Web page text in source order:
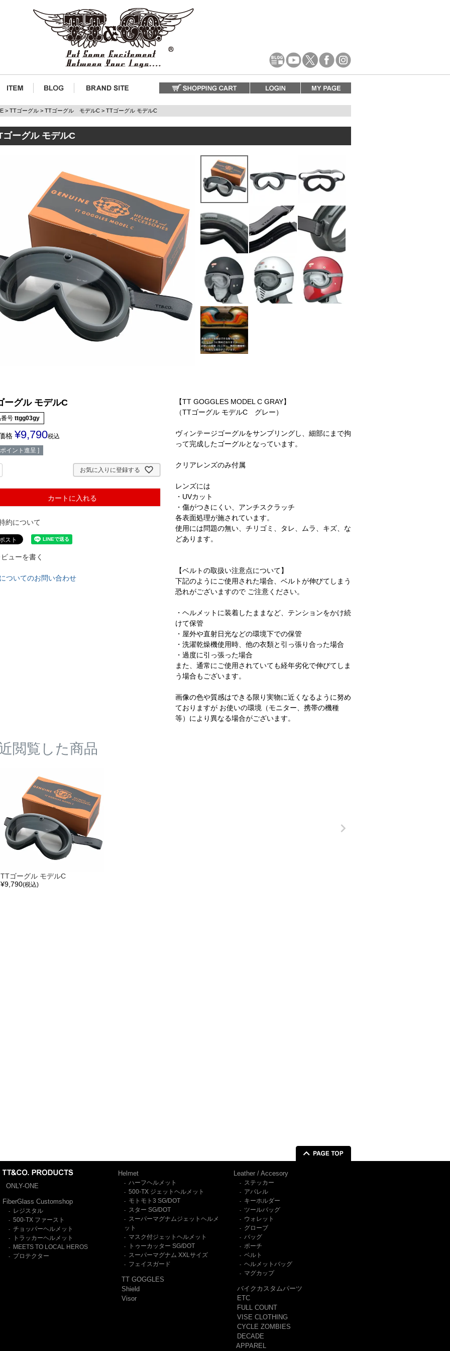
TTゴーグル TTゴーグル モデルC TTゴーグル モデルC
ゴーグル モデルC
ーグル モデルC
号 ttgg03gy
格 ¥9,790税込
ポイント進呈 ]
お気に入りに登録する
カートに入れる
約について
ューを書く
ついてのお問い合わせ
【TT GOGGLES MODEL C GRAY】
（TTゴーグル モデルC グレー）
ヴィンテージゴーグルをサンプリングし、細部にまで拘
って完成したゴーグルとなっています。
クリアレンズのみ付属
レンズには
・UVカット
・傷がつきにくい、アンチスクラッチ
各表面処理が施されています。
使用には問題の無い、チリゴミ、タレ、ムラ、キズ、な
どあります。
【ベルトの取扱い注意点について】
下記のようにご使用された場合、ベルトが伸びてしまう
恐れがございますので ご注意ください。
・ヘルメットに装着したままなど、テンションをかけ続
けて保管
・屋外や直射日光などの環境下での保管
・洗濯乾燥機使用時、他の衣類と引っ張り合った場合
・過度に引っ張った場合
また、通常にご使用されていても経年劣化で伸びてしま
う場合もございます。
画像の色や質感はできる限り実物に近くなるように努め
ておりますが お使いの環境（モニター、携帯の機種
等）により異なる場合がございます。
閲覧した商品
TTゴーグル モデルC
¥9,790(税込)
ONLY-ONE
FiberGlass Customshop
- レジスタル
- 500-TX ファースト
- チョッパーヘルメット
- トラッカーヘルメット
- MEETS TO LOCAL HEROS
- プロテクター
Helmet
- ハーフヘルメット
- 500-TX ジェットヘルメット
- モトモト3 SG/DOT
- スター SG/DOT
-
スーパーマグナムジェットヘルメ
ット
- マスク付ジェットヘルメット
- トゥーカッター SG/DOT
- スーパーマグナム XXLサイズ
- フェイスガード
TT GOGGLES
Shield
Visor
Leather / Accesory
- ステッカー
- アパレル
- キーホルダー
- ツールバッグ
- ウォレット
- グローブ
- バッグ
- ポーチ
- ベルト
- ヘルメットバッグ
- マグカップ
バイクカスタムパーツ
ETC
FULL COUNT
VISE CLOTHING
CYCLE ZOMBIES
DECADE
APPAREL